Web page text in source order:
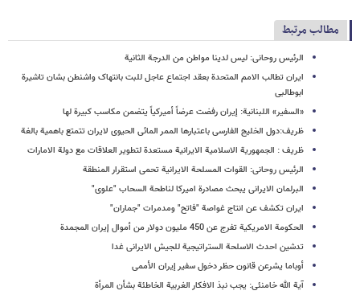
مطالب مرتبط
الرئیس روحانی: لیس لدینا مواطن من الدرجة الثانیة
ایران تطالب الامم المتحدة بعقد اجتماع عاجل للبت بانتهاک واشنطن بشان تاشیرة
ابوطالبی
«السفیر» اللبنانیة: إیران رفضت عرضاً أمیرکیاً یتضمن مکاسب کبیرة لها
ظریف:دول الخلیج الفارسی باعتبارها الممر المائی الحیوی لایران تتمتع باهمیة بالغة
ظریف : الجمهوریة الاسلامیة الایرانیة مستعدة لتطویر العلاقات مع دولة الامارات
الرئیس روحانی: القوات المسلحة الایرانیة تحمی استقرار المنطقة
البرلمان الایرانی یبحث مصادرة امیرکا لناطحة السحاب "علوی"
ایران تکشف عن انتاج غواصة "فاتح" ومدمرات "جماران"
الحکومة الامریکیة تفرج عن 450 ملیون دولار من أموال إیران المجمدة
تدشین احدث الاسلحة الستراتیجیة للجیش الایرانی غدا
أوباما یشرعن قانون حظر دخول سفیر إیران الأممی
آیة الله خامنئی: یجب نبذ الافکار الغربیة الخاطئة بشأن المرأة